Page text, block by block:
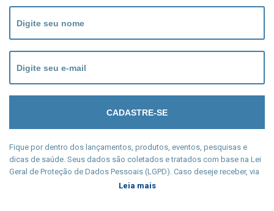
Fique por dentro dos lançamentos, produtos, eventos, pesquisas e
dicas de saúde. Seus dados são coletados e tratados com base na Lei
Geral de Proteção de Dados Pessoais (LGPD). Caso deseje receber, via
e-mail, qualquer tipo de comunicação, cadastre seu e-mail e participe
Leia mais